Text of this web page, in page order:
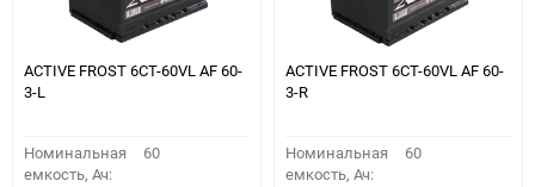
ACTIVE FROST 6СТ-60VL АF 60-
3-L
Номинальная
емкость, Ач:
60
ACTIVE FROST 6СТ-60VL АF 60-
3-R
Номинальная
емкость, Ач:
60